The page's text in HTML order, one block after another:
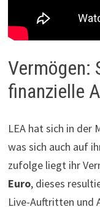
Vermögen:
finanzielle
LEA hat sich in der
was sich auch auf
zufolge liegt ihr
Euro, dieses
Live-Auftritten und